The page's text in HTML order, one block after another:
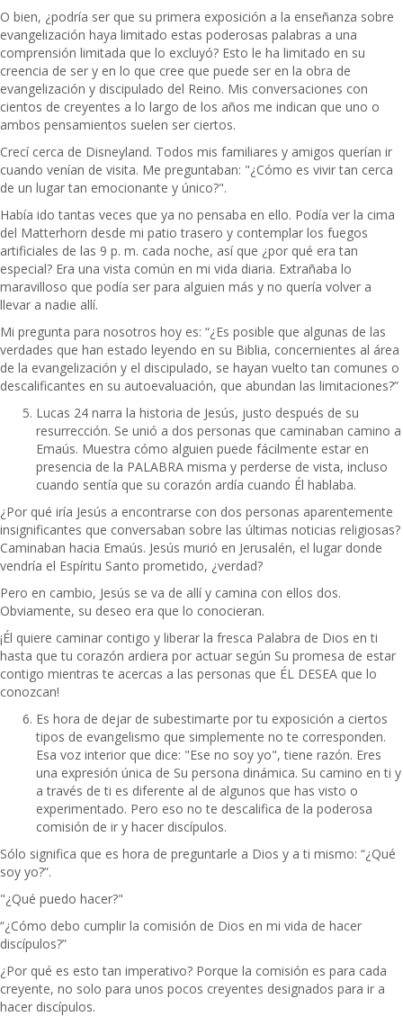
O bien, ¿podría ser que su primera exposición a la enseñanza sobre
evangelización haya limitado estas poderosas palabras a una
comprensión limitada que lo excluyó? Esto le ha limitado en su
creencia de ser y en lo que cree que puede ser en la obra de
evangelización y discipulado del Reino. Mis conversaciones con
cientos de creyentes a lo largo de los años me indican que uno o
ambos pensamientos suelen ser ciertos.
Crecí cerca de Disneyland. Todos mis familiares y amigos querían ir
cuando venían de visita. Me preguntaban: "¿Cómo es vivir tan cerca
de un lugar tan emocionante y único?".
Había ido tantas veces que ya no pensaba en ello. Podía ver la cima
del Matterhorn desde mi patio trasero y contemplar los fuegos
artificiales de las 9 p. m. cada noche, así que ¿por qué era tan
especial? Era una vista común en mi vida diaria. Extrañaba lo
maravilloso que podía ser para alguien más y no quería volver a
llevar a nadie allí.
Mi pregunta para nosotros hoy es: “¿Es posible que algunas de las
verdades que han estado leyendo en su Biblia, concernientes al área
de la evangelización y el discipulado, se hayan vuelto tan comunes o
descalificantes en su autoevaluación, que abundan las limitaciones?”
Lucas 24 narra la historia de Jesús, justo después de su
resurrección. Se unió a dos personas que caminaban camino a
Emaús. Muestra cómo alguien puede fácilmente estar en
presencia de la PALABRA misma y perderse de vista, incluso
cuando sentía que su corazón ardía cuando Él hablaba.
¿Por qué iría Jesús a encontrarse con dos personas aparentemente
insignificantes que conversaban sobre las últimas noticias religiosas?
Caminaban hacia Emaús. Jesús murió en Jerusalén, el lugar donde
vendría el Espíritu Santo prometido, ¿verdad?
Pero en cambio, Jesús se va de allí y camina con ellos dos.
Obviamente, su deseo era que lo conocieran.
¡Él quiere caminar contigo y liberar la fresca Palabra de Dios en ti
hasta que tu corazón ardiera por actuar según Su promesa de estar
contigo mientras te acercas a las personas que ÉL DESEA que lo
conozcan!
Es hora de dejar de subestimarte por tu exposición a ciertos
tipos de evangelismo que simplemente no te corresponden.
Esa voz interior que dice: "Ese no soy yo", tiene razón. Eres
una expresión única de Su persona dinámica. Su camino en ti y
a través de ti es diferente al de algunos que has visto o
experimentado. Pero eso no te descalifica de la poderosa
comisión de ir y hacer discípulos.
Sólo significa que es hora de preguntarle a Dios y a ti mismo: “¿Qué
soy yo?”.
"¿Qué puedo hacer?"
“¿Cómo debo cumplir la comisión de Dios en mi vida de hacer
discípulos?”
¿Por qué es esto tan imperativo? Porque la comisión es para cada
creyente, no solo para unos pocos creyentes designados para ir a
hacer discípulos.